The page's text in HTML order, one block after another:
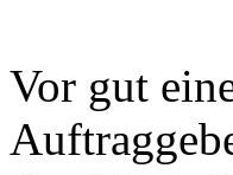
Vor gut